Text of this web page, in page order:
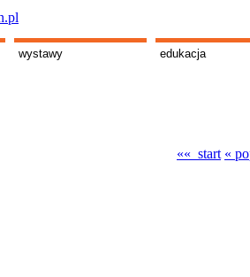
wystawy edukacja
«« start «